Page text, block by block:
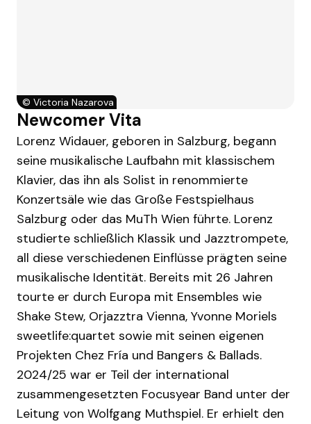
© Victoria Nazarova
Newcomer Vita
Lorenz Widauer, geboren in Salzburg, begann
seine musikalische Laufbahn mit klassischem
Klavier, das ihn als Solist in renommierte
Konzertsäle wie das Große Festspielhaus
Salzburg oder das MuTh Wien führte. Lorenz
studierte schließlich Klassik und Jazztrompete,
all diese verschiedenen Einflüsse prägten seine
musikalische Identität. Bereits mit 26 Jahren
tourte er durch Europa mit Ensembles wie
Shake Stew, Orjazztra Vienna, Yvonne Moriels
sweetlife:quartet sowie mit seinen eigenen
Projekten Chez Fría und Bangers & Ballads.
2024/25 war er Teil der international
zusammengesetzten Focusyear Band unter der
Leitung von Wolfgang Muthspiel. Er erhielt den